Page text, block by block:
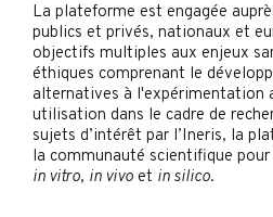
La plateforme est engagée
publics et privés, nationaux et
objectifs multiples aux enjeux
éthiques comprenant le
alternatives à l'expérimentation
utilisation dans le cadre de
sujets d’intérêt par l’Ineris, la
la communauté scientifique
in vitro, in vivo et in silico.